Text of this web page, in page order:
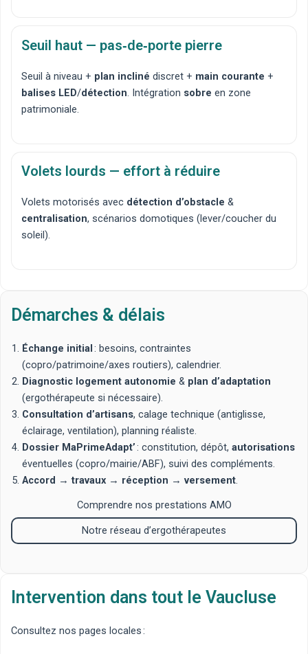
Seuil haut — pas‑de‑porte pierre
Seuil à niveau + plan incliné discret + main courante +
balises LED/détection. Intégration sobre en zone
patrimoniale.
Volets lourds — effort à réduire
Volets motorisés avec détection d’obstacle &
centralisation, scénariosdomotiques (lever/coucher du
soleil).
Démarches & délais
Échange initial: besoins, contraintes
(copro/patrimoine/axes routiers), calendrier.
Diagnostic logement autonomie & plan d’adaptation
(ergothérapeute si nécessaire).
Consultation d’artisans, calage technique (antiglisse,
éclairage, ventilation), planning réaliste.
Dossier MaPrimeAdapt’: constitution, dépôt, autorisations
éventuelles (copro/mairie/ABF), suivi des compléments.
Accord →travaux→ réception → versement.
Comprendre nos prestations AMO
Notre réseau d’ergothérapeutes
Intervention dans tout le Vaucluse
Consultez nos pages locales :